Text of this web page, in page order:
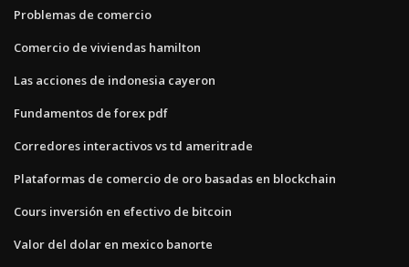
Problemas de comercio
Comercio de viviendas hamilton
Las acciones de indonesia cayeron
Fundamentos de forex pdf
Corredores interactivos vs td ameritrade
Plataformas de comercio de oro basadas en blockchain
Cours inversión en efectivo de bitcoin
Valor del dolar en mexico banorte